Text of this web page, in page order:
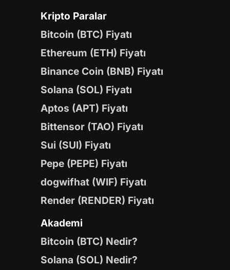
Kripto Paralar
Bitcoin (BTC) Fiyatı
Ethereum (ETH) Fiyatı
Binance Coin (BNB) Fiyatı
Solana (SOL) Fiyatı
Aptos (APT) Fiyatı
Bittensor (TAO) Fiyatı
Sui (SUI) Fiyatı
Pepe (PEPE) Fiyatı
dogwifhat (WIF) Fiyatı
Render (RENDER) Fiyatı
Akademi
Bitcoin (BTC) Nedir?
Solana (SOL) Nedir?